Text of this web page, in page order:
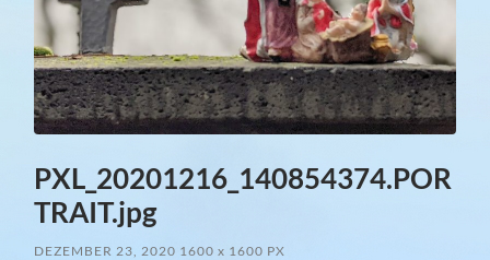
PXL_20201216_140854374.POR
TRAIT.jpg
DEZEMBER 23, 2020 1600x 1600 PX